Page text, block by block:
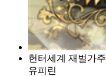
헌터세계 재벌가주
유피린